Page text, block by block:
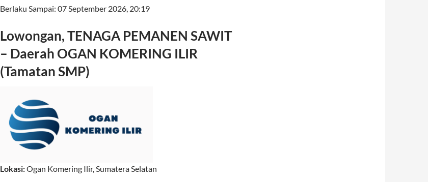
Berlaku Sampai: 07 September 2026, 20:19
Lowongan, TENAGA PEMANEN SAWIT
– Daerah OGAN KOMERING ILIR
(Tamatan SMP)
Lokasi:Ogan Komering Ilir,Sumatera Selatan